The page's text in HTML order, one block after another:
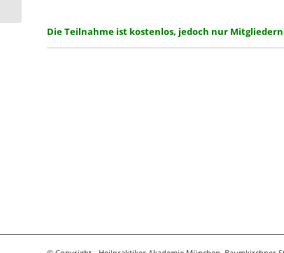
Die Teilnahme ist kostenlos, jedoch nur